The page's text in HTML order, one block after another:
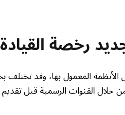
رخصة القيادة
الأنظمة المعمول بها، وقد
خلال القنوات الرسمية قبل